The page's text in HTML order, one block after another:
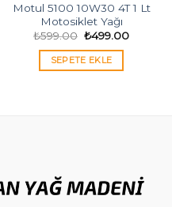
Motul 5100 10W30 4T 1 Lt
Motosiklet Yağı
₺599.00 Orijinal
₺599.00.
₺499.00Şu
SEPETE EKLE